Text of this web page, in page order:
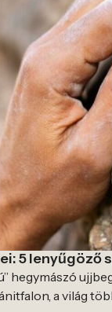
5 lenyűgöző
hegymászó
a világ